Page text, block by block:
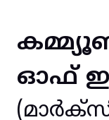
ഓഫ്